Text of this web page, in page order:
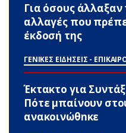
Για όσους
αλλαγές που
έκδοσή της
ΓΕΝΙΚΕΣ ΕΙΔΗΣΕΙΣ -
Έκτακτο για
Πότε μπαίνουν
ανακοινώθnκε